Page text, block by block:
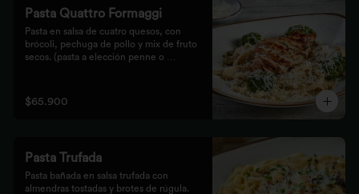
Pasta Quattro Formaggi
Pasta en salsa de cuatro quesos, con
brócoli, pechuga de pollo y mix de fruto
secos. (pasta a elección penne o
$65.900
Pasta Trufada
Pasta bañada en salsa trufada con
almendras tostadas y brotes de rúgula.